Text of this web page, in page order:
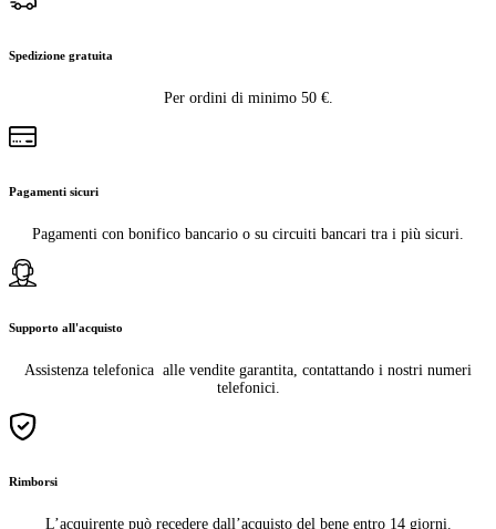
Spedizione gratuita
Per ordini di minimo 50 €.
Pagamenti sicuri
Pagamenti con bonifico bancario o su circuiti bancari tra i più sicuri.
Supporto all'acquisto
Assistenza telefonica alle vendite garantita, contattando i nostri numeri
telefonici.
Rimborsi
L’acquirente può recedere dall’acquisto del bene entro 14 giorni.